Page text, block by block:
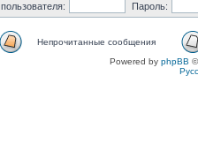
Пароль:
Непрочитанные сообщения
Powered by phpBB